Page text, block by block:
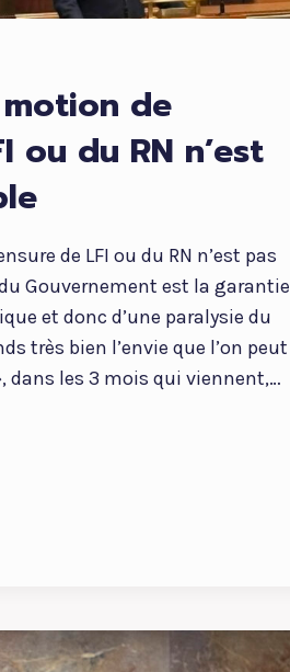
de
ou du RN n’est
de LFI ou du RN n’est pas
Gouvernement est la garantie
et donc d’une paralysie du
très bien l’envie que l’on peut
dans les 3 mois qui viennent,…